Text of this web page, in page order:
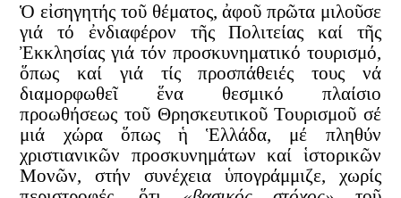
Ὁ εἰσηγητής τοῦ θέματος, ἀφοῦ πρῶτα μιλοῦσε
γιά τό ἐνδιαφέρον τῆς Πολιτείας καί τῆς
Ἐκκλησίας γιά τόν προσκυνηματικό τουρισμό,
ὅπως καί γιά τίς προσπάθειές τους νά
διαμορφωθεῖ ἕνα θεσμικό πλαίσιο
προωθήσεως τοῦ Θρησκευτικοῦ Τουρισμοῦ σέ
μιά χώρα ὅπως ἡ Ἑλλάδα, μέ πληθύν
χριστιανικῶν προσκυνημάτων καί ἱστορικῶν
Μονῶν, στήν συνέχεια ὑπογράμμιζε, χωρίς